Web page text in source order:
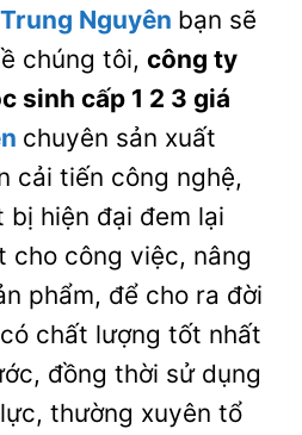
Trung Nguyên bạn sẽ
chúng tôi, công ty
sinh cấp 1 2 3 giá
chuyên sản xuất
cải tiến công nghệ,
hiện đại đem lại
cho công việc, nâng
phẩm, để cho ra đời
chất lượng tốt nhất
đồng thời sử dụng
thường xuyên tổ